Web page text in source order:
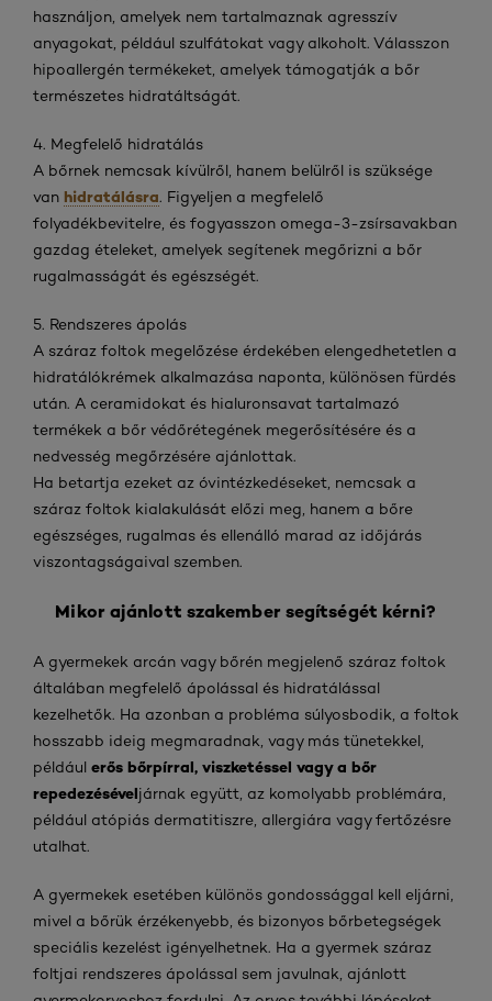
használjon, amelyek nem tartalmaznak agresszív
anyagokat, például szulfátokat vagy alkoholt. Válasszon
hipoallergén termékeket, amelyek támogatják a bőr
természetes hidratáltságát.
4. Megfelelő hidratálás
A bőrnek nemcsak kívülről, hanem belülről is szüksége
van hidratálásra. Figyeljen a megfelelő
folyadékbevitelre, és fogyasszon omega-3-zsírsavakban
gazdag ételeket, amelyek segítenek megőrizni a bőr
rugalmasságát és egészségét.
5. Rendszeres ápolás
A száraz foltok megelőzése érdekében elengedhetetlen a
hidratálókrémek alkalmazása naponta, különösen fürdés
után. A ceramidokat és hialuronsavat tartalmazó
termékek a bőr védőrétegének megerősítésére és a
nedvesség megőrzésére ajánlottak.
Ha betartja ezeket az óvintézkedéseket, nemcsak a
száraz foltok kialakulását előzi meg, hanem a bőre
egészséges, rugalmas és ellenálló marad az időjárás
viszontagságaival szemben.
Mikor ajánlott szakember segítségét kérni?
A gyermekek arcán vagy bőrén megjelenő száraz foltok
általában megfelelő ápolással és hidratálással
kezelhetők. Ha azonban a probléma súlyosbodik, a foltok
hosszabb ideig megmaradnak, vagy más tünetekkel,
például erős bőrpírral, viszketéssel vagy a bőr
repedezéséveljárnak együtt, az komolyabb problémára,
például atópiás dermatitiszre, allergiára vagy fertőzésre
utalhat.
A gyermekek esetében különös gondossággal kell eljárni,
mivel a bőrük érzékenyebb, és bizonyos bőrbetegségek
speciális kezelést igényelhetnek. Ha a gyermek száraz
foltjai rendszeres ápolással sem javulnak, ajánlott